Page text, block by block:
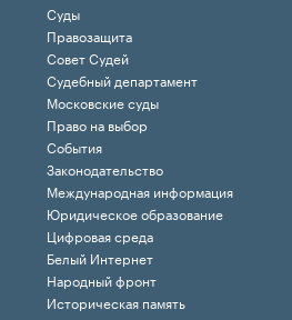
Суды
Правозащита
Совет Судей
Судебный департамент
Московские суды
Право на выбор
События
Законодательство
Международная информация
Юридическое образование
Цифровая среда
Белый Интернет
Народный фронт
Историческая память